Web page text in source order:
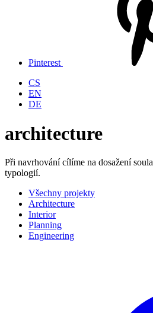
Pinterest
CS
EN
DE
architecture
Při navrhování cílíme na dosažení
typologií.
Všechny projekty
Architecture
Interior
Planning
Engineering